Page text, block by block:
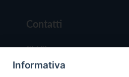
Contatti
Chi Siamo
Redazione
Informativa